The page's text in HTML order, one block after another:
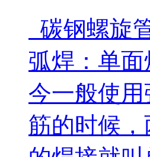
碳钢螺旋
弧焊：单
今一般使
筋的时候